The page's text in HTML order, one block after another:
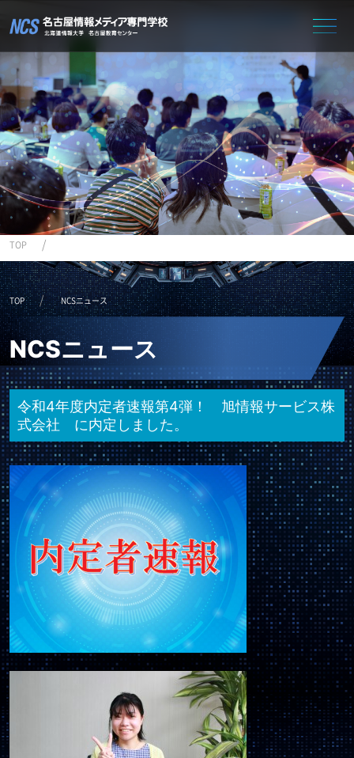
TOP
TOP NCSニュース
NCSニュース
令和4年度内定者速報第4弾！ 旭情報サービス株
式会社 に内定しました。